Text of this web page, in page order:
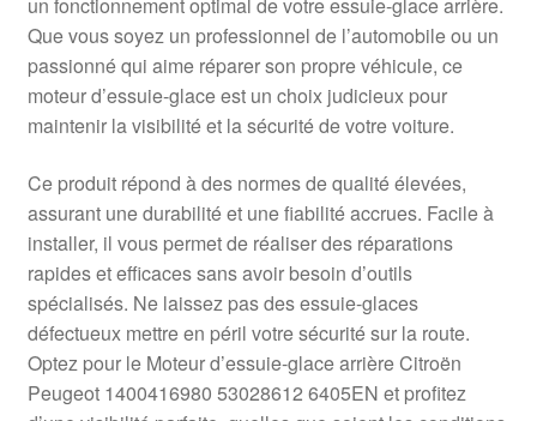
Paiements
Panier
Plainte
Politique de confidentialité
Procédure de Réclamation
Termes et conditions
Que vous soyez un professionnel de l’automobile ou un
passionné qui aime réparer son propre véhicule, ce
moteur d’essuie-glace est un choix judicieux pour
maintenir la visibilité et la sécurité de votre voiture.
Ce produit répond à des normes de qualité élevées,
assurant une durabilité et une fiabilité accrues. Facile à
installer, il vous permet de réaliser des réparations
rapides et efficaces sans avoir besoin d’outils
spécialisés. Ne laissez pas des essuie-glaces
défectueux mettre en péril votre sécurité sur la route.
Optez pour le Moteur d’essuie-glace arrière Citroën
Peugeot 1400416980 53028612 6405EN et profitez